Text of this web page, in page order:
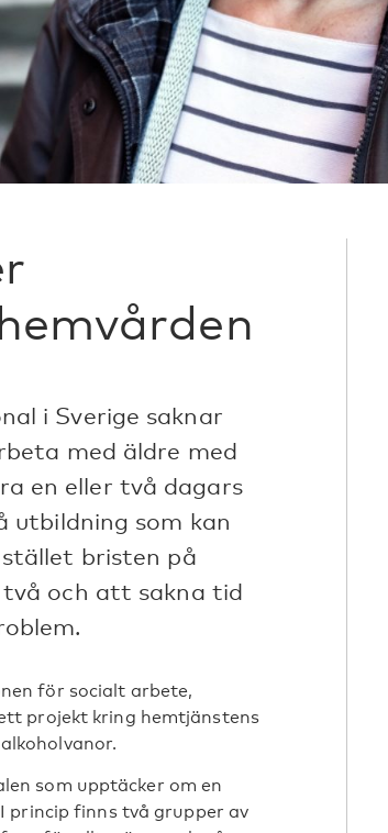
i Sverige saknar
med äldre med
en eller två dagars
utbildning som kan
bristen på
och att sakna tid
för socialt arbete,
projekt kring hemtjänstens
som upptäcker om en
princip finns två grupper av